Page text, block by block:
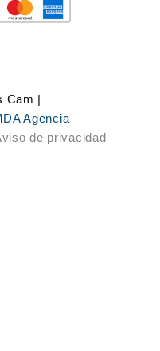
Cam |
Agencia
de privacidad